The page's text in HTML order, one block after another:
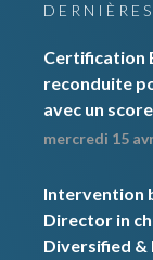
Certification
reconduite
avec un
mercredi 15
Intervention
Director in
Diversified